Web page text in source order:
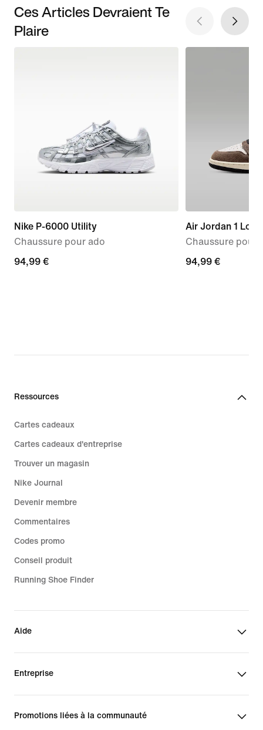
Ces Articles Devraient Te
Plaire
Nike P-6000 Utility
Chaussure pour ado
94,99 €
94,99 €
Air Jordan 1 Low
Chaussure pour
94,99 €
94,99 €
Ressources
Cartes cadeaux
Cartes cadeaux d'entreprise
Trouver un magasin
Nike Journal
Devenir membre
Commentaires
Codes promo
Conseil produit
Running Shoe Finder
Aide
Entreprise
Promotions liées à la communauté